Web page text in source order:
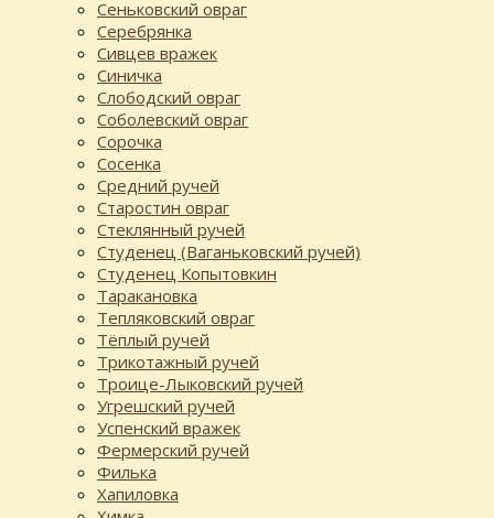
Сеньковский овраг
Серебрянка
Сивцев вражек
Синичка
Слободский овраг
Соболевский овраг
Сорочка
Сосенка
Средний ручей
Старостин овраг
Стеклянный ручей
Студенец (Ваганьковский ручей)
Студенец Копытовкин
Таракановка
Тепляковский овраг
Тёплый ручей
Трикотажный ручей
Троице-Лыковский ручей
Угрешский ручей
Успенский вражек
Фермерский ручей
Филька
Хапиловка